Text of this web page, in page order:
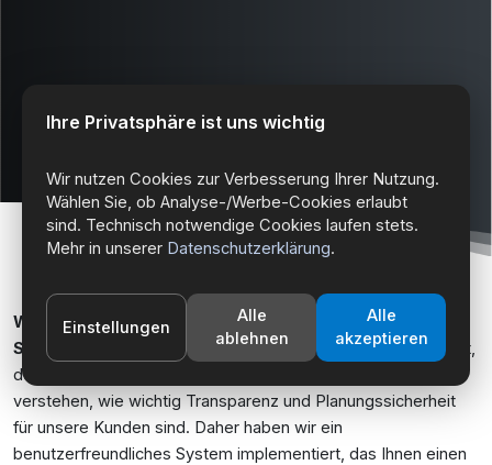
Willkommen in unserem Bereich zur
Sendungsverfolgung!
Hier bieten wir Ihnen die Möglichkeit,
den Status Ihrer Bestellungen in Echtzeit zu verfolgen. Wir
verstehen, wie wichtig Transparenz und Planungssicherheit
für unsere Kunden sind. Daher haben wir ein
benutzerfreundliches System implementiert, das Ihnen einen
Ihre Privatsphäre ist uns wichtig
Wir nutzen Cookies zur Verbesserung Ihrer Nutzung.
Wählen Sie, ob Analyse-/Werbe-Cookies erlaubt
sind. Technisch notwendige Cookies laufen stets.
Mehr in unserer Datenschutzerklärung.
Einstellungen
Alle
ablehnen
Alle
akzeptieren